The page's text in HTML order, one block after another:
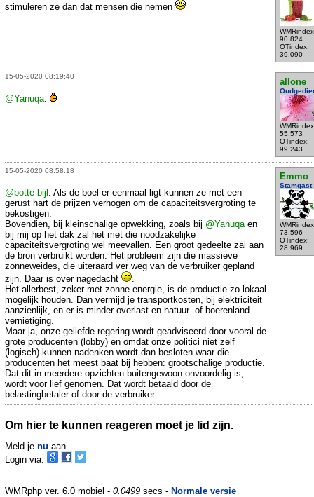
90.824
OTindex:
39.090
stimuleren ze dan dat mensen die nemen
15-05-2020 08:19:40
allone
55.573
OTindex:
99.243
@Yanuqa:
15-05-2020 08:58:18
Emmo
Stamgast
73.596
OTindex:
28.969
@botte bijl : Als de boel er eenmaal ligt kunnen ze met een
gerust hart de prijzen verhogen om de capaciteitsvergroting te
bekostigen.
Bovendien, bij kleinschalige opwekking, zoals bij @Yanuqaen
bij mij op het dak zal het met die noodzakelijke
capaciteitsvergroting wel meevallen. Een groot gedeelte zal aan
de bron verbruikt worden. Het probleem zijn die massieve
zonneweides, die uiteraard ver weg van de verbruiker gepland
zijn. Daar is over nagedacht
.
Het allerbest, zeker met zonne-energie, is de productie zo lokaal
mogelijk houden. Dan vermijd je transportkosten, bij elektriciteit
aanzienlijk, en er is minder overlast en natuur- of boerenland
vernietiging.
Maar ja, onze geliefde regering wordt geadviseerd door vooral de
grote producenten (lobby) en omdat onze politici niet zelf
(logisch) kunnen nadenken wordt dan besloten waar die
producenten het meest baat bij hebben: grootschalige productie.
Dat dit in meerdere opzichten buitengewoon onvoordelig is,
wordt voor lief genomen. Dat wordt betaald door de
belastingbetaler of door de verbruiker..
Om hier te kunnen reageren moet je lid zijn.
Meld je nu aan.
Login via:
WMRphp ver. 6.0 mobiel - 0.0499 secs - Normale versie